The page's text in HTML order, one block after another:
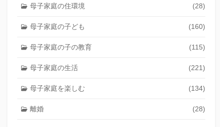
母子家庭の住環境 (28)
母子家庭の子ども (160)
母子家庭の子の教育 (115)
母子家庭の生活 (221)
母子家庭を楽しむ (134)
離婚 (28)